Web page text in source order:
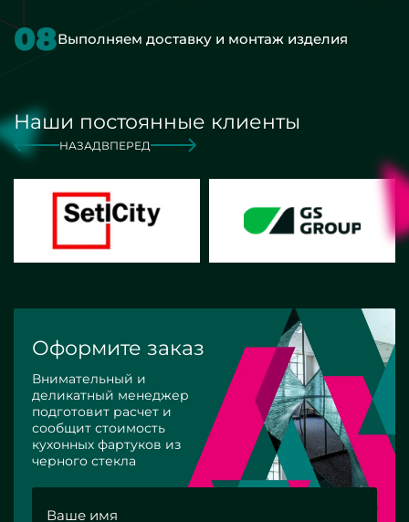
08Выполняем доставку и монтаж изделия
Наши постоянные клиенты
НАЗАД ВПЕРЕД
Оформите заказ
Внимательный и
деликатный менеджер
подготовит расчет и
сообщит стоимость
кухонных фартуков из
черного стекла